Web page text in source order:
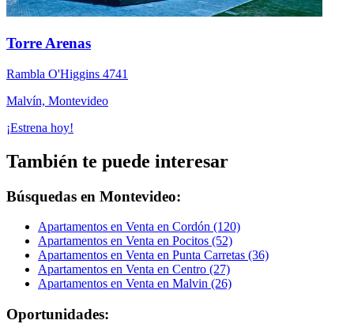
Torre Arenas
Rambla O'Higgins 4741
Malvín, Montevideo
¡Estrena hoy!
También te puede interesar
Búsquedas en Montevideo:
Apartamentos en Venta en Cordón (120)
Apartamentos en Venta en Pocitos (52)
Apartamentos en Venta en Punta Carretas (36)
Apartamentos en Venta en Centro (27)
Apartamentos en Venta en Malvin (26)
Oportunidades: